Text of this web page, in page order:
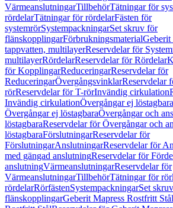
VärmeanslutningarTillbehörTätningar för
rördelarTätningar för rördelarFästen för
systemrörSystempackningarSet skruv för
flänskopplingarFörbrukningsmaterialGeberit
tappvatten, multilayerReservdelar för
multilayerRördelarReservdelar för Rördelar
för KopplingarReduceringarReservdelar för
ReduceringarÖvergångsvinklarReservdelar
rörReservdelar för T-rörInvändig cirkulation
Invändig cirkulationÖvergångar ej löstagbara
Övergångar ej löstagbaraÖvergångar och
löstagbaraReservdelar för Övergångar och
löstagbaraFörslutningarReservdelar för
FörslutningarAnslutningarReservdelar för
med gängad anslutningReservdelar för
anslutningVärmeanslutningarReservdelar för
VärmeanslutningarTillbehörTätningar för
rördelarRörfästenSystempackningarSet
flänskopplingarGeberit Mapress Rostfritt Stål